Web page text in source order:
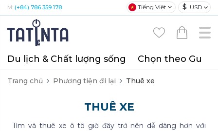
M: (+84) 786 359 178 Tiếng Việt $ USD
Du lịch & Chất lượng sống Chọn theo Gu
Trang chủ Phương tiện đi lại Thuê xe
THUÊ XE
Tìm và thuê xe ô tô giờ đây trở nên dễ dàng hơn với